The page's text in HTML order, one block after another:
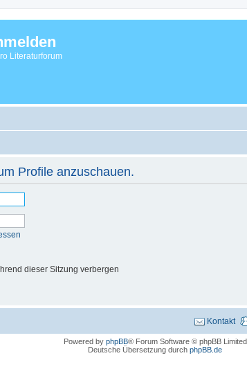
Literaturforum
Profile anzuschauen.
dieser Sitzung verbergen
Kontakt
Powered by phpBB® Forum Software © phpBB Limited
Deutsche Übersetzung durch phpBB.de